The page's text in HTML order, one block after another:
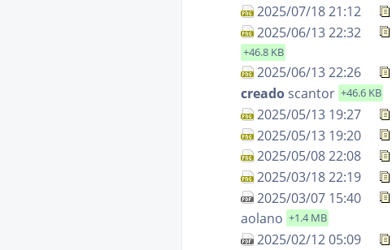
2025/07/18 21:12
2025/06/13 22:32
+46.8 KB
2025/06/13 22:26
creado scantor +46.6 KB
2025/05/13 19:27
2025/05/13 19:20
2025/05/08 22:08
2025/03/18 22:19
2025/03/07 15:40
aolano +1.4 MB
2025/02/12 05:09